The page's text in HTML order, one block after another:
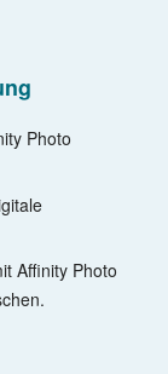
Photo
Affinity Photo